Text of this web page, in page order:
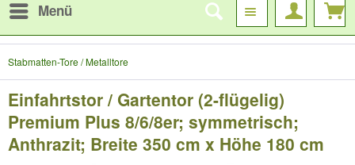
Menü
Stabmatten-Tore / Metalltore
Einfahrtstor / Gartentor (2-flügelig)
Premium Plus 8/6/8er; symmetrisch;
Anthrazit; Breite 350 cm x Höhe 180 cm